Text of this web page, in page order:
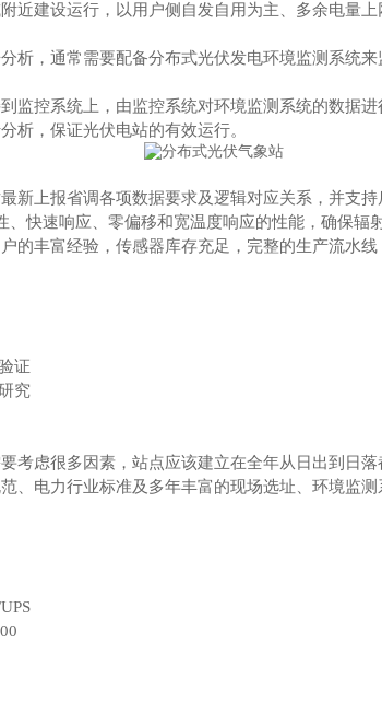
近建设运行，以用户侧自发自用为主、多余电量
析，通常需要配备分布式光伏发电环境监测系统
监控系统上，由监控系统对环境监测系统的数据
析，保证光伏电站的有效运行。
新上报省调各项数据要求及逻辑对应关系，并支
快速响应、零偏移和宽温度响应的性能，确保辐
的丰富经验，传感器库存充足，完整的生产流水
证
究
考虑很多因素，站点应该建立在全年从日出到日落
、电力行业标准及多年丰富的现场选址、环境监